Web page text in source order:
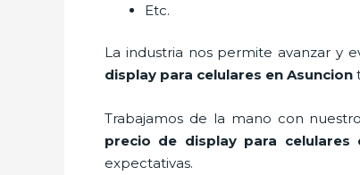
Etc.
La industria nos permite avanzar y
display para celulares en Asuncion
Trabajamos de la mano con
precio de display para celulares
expectativas.